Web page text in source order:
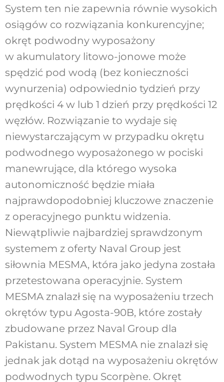
System ten nie zapewnia równie wysokich
osiągów co rozwiązania konkurencyjne;
okręt podwodny wyposażony
w akumulatory litowo-jonowe może
spędzić pod wodą (bez konieczności
wynurzenia) odpowiednio tydzień przy
prędkości 4 w lub 1 dzień przy prędkości 12
węzłów. Rozwiązanie to wydaje się
niewystarczającym w przypadku okrętu
podwodnego wyposażonego w pociski
manewrujące, dla którego wysoka
autonomiczność będzie miała
najprawdopodobniej kluczowe znaczenie
z operacyjnego punktu widzenia.
Niewątpliwie najbardziej sprawdzonym
systemem z oferty Naval Group jest
siłownia MESMA, która jako jedyna została
przetestowana operacyjnie. System
MESMA znalazł się na wyposażeniu trzech
okrętów typu Agosta-90B, które zostały
zbudowane przez Naval Group dla
Pakistanu. System MESMA nie znalazł się
jednak jak dotąd na wyposażeniu okrętów
podwodnych typu Scorpène. Okręt